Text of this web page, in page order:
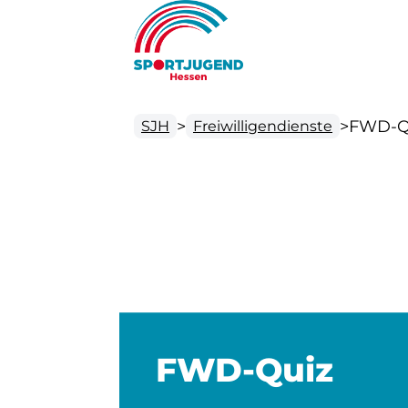
SJH > Freiwilligendienste >FWD-
FWD-Quiz